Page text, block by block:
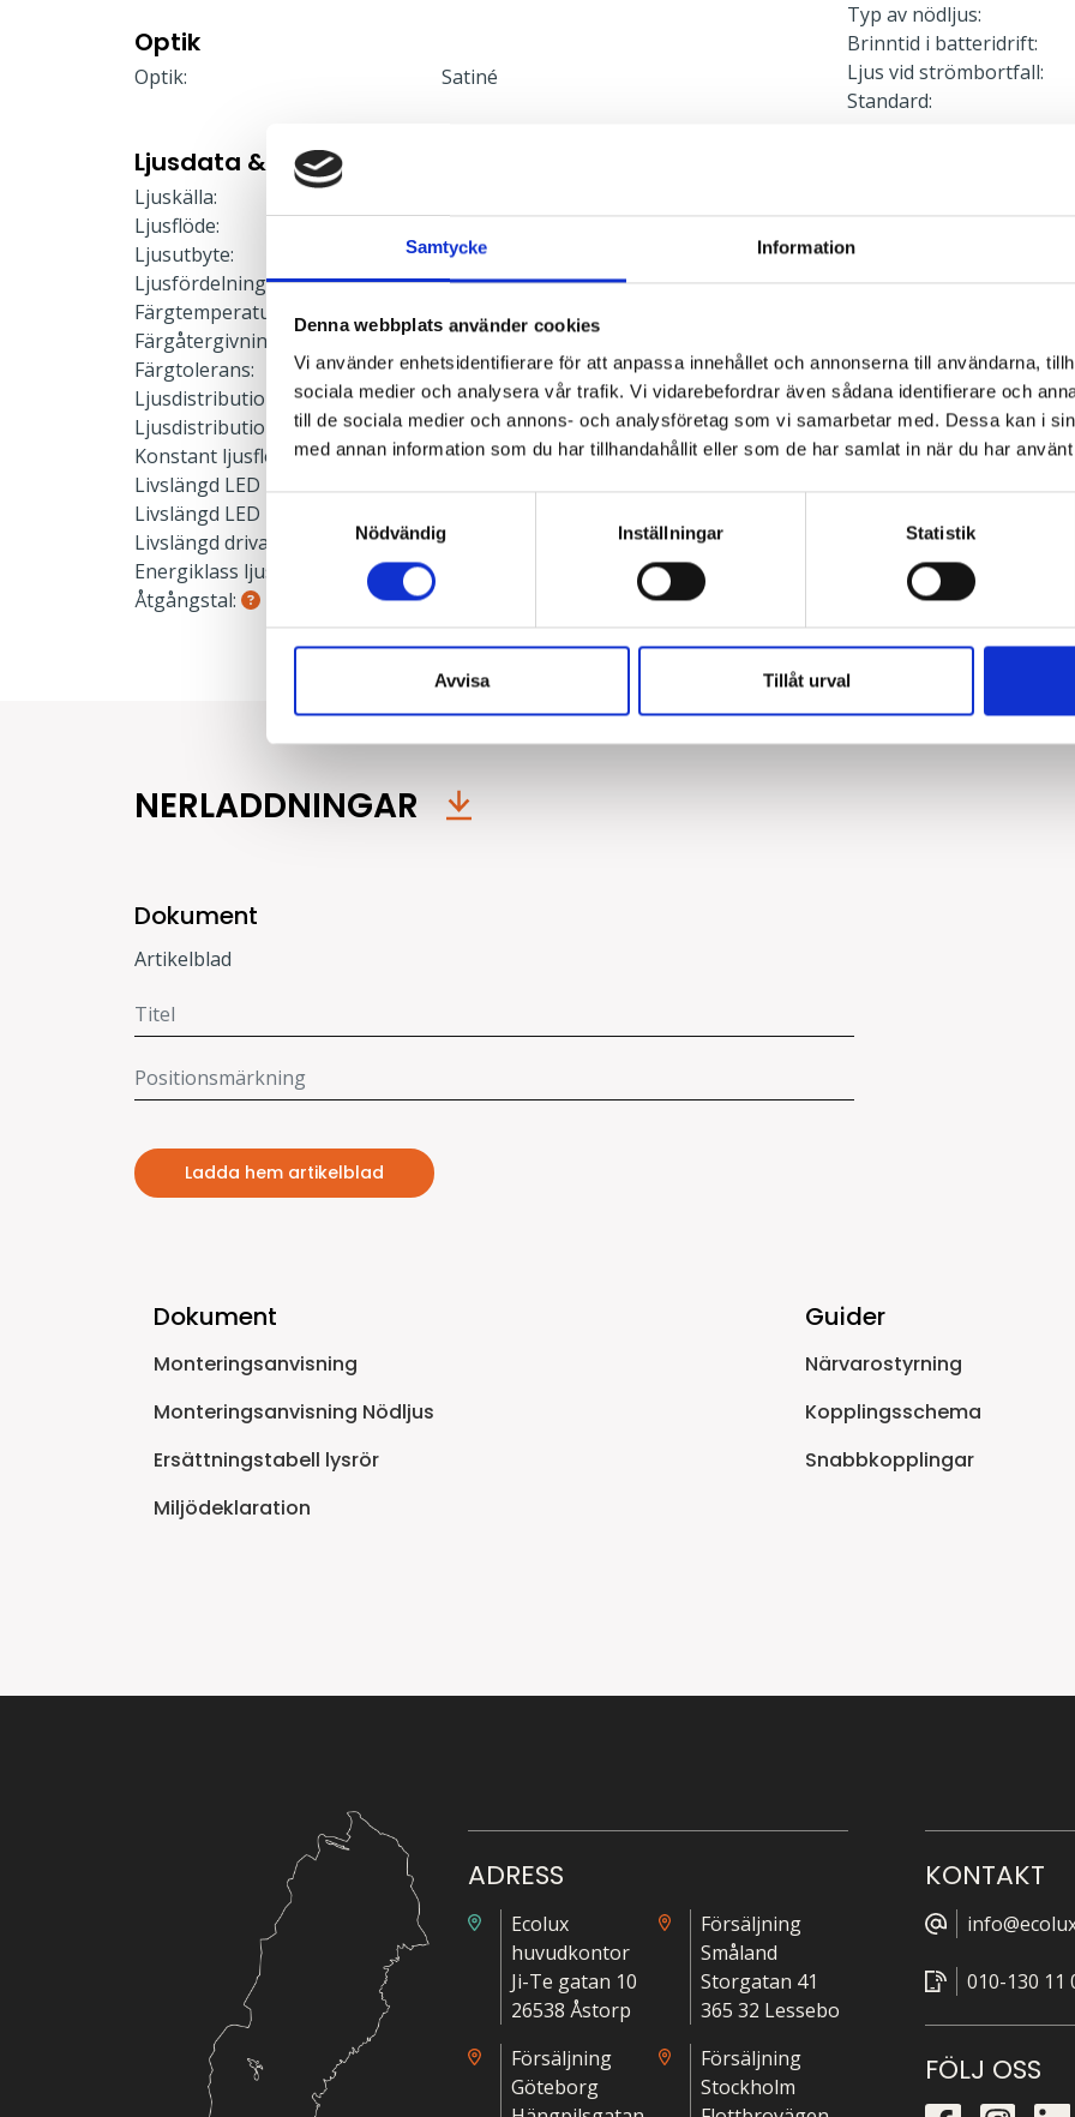
Samtycke Information
Denna webbplats använder cookies
Vi använder enhetsidentifierare för att anpassa innehållet och annonserna till användarna,
sociala medier och analysera vår trafik. Vi vidarebefordrar även sådana identifierare och
till de sociala medier och annons- och analysföretag som vi samarbetar med. Dessa kan i
med annan information som du har tillhandahållit eller som de har samlat in när du har
Nödvändig
Inställningar Statistik
Avvisa Tillåt urval
Optik
Optik: Satiné
Ljusdata & Prestanda
Ljuskälla:
Ljusflöde:
Ljusutbyte:
134 lm/W
Ljusfördelning:
Direkt/Indirekt, Direkt
Färgtemperatur:
3000 K
Färgåtergivning:
≥80
Färgtolerans:
≤3 SDCM
Ljusdistribution upp:
7 %
Ljusdistribution ner:
93 %
Konstant ljusflöde:
Nej
Livslängd LED L90:
50000 h
Livslängd LED L80:
Livslängd drivare:
100000 h
Energiklass ljuskälla:
Åtgångstal:
Typ av nödljus:
Brinntid i batteridrift:
Ljus vid strömbortfall:
Standard:
Dubbla införingshål på
enkla införingshål i
en plint vid vardera
överkoppling. Fast fas
Montage
Kupan demonteras
för utanpåliggande
mm. Skyddsrumsbygel,
tillbehör. Mer
NERLADDNINGAR
Dokument
Artikelblad
Ladda hem artikelblad
Dokument
Monteringsanvisning
Monteringsanvisning Nödljus
Ersättningstabell lysrör
Miljödeklaration
Guider
Närvarostyrning
Kopplingsschema
Snabbkopplingar
ADRESS
Ecolux
huvudkontor
Ji-Te gatan 10
26538 Åstorp
Försäljning
Småland
Storgatan 41
365 32 Lessebo
Försäljning
Göteborg
Försäljning
Stockholm
KONTAKT
010-130 11
FÖLJ OSS